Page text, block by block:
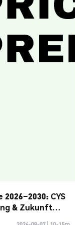
2026–2030: CYS
& Zukunft